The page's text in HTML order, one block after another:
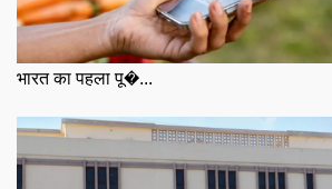
भारत का पहला पू�...